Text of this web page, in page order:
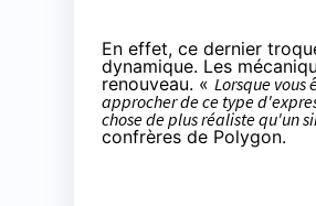
En effet, ce dernier
dynamique. Les
renouveau. « Lorsque vous
approcher de ce type
chose de plus réaliste qu'un
confrères de Polygon.